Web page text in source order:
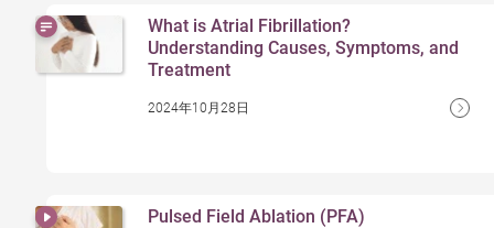
What is Atrial Fibrillation?
Understanding Causes, Symptoms, and
Treatment
2024年10月28日
Pulsed Field Ablation (PFA)